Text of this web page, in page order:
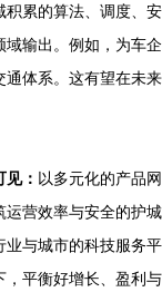
积累的算法、调度、安
域输出。例如，为车企
通体系。这有望在未来
： 以多元化的产品网
运营效率与安全的护城
业与城市的科技服务平
，平衡好增长、盈利与